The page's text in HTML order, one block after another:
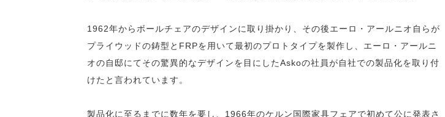
1962年からボールチェアのデザインに取り掛かり、その後エーロ・アールニオ自らが
プライウッドの鋳型とFRPを用いて最初のプロトタイプを製作し、エーロ・アールニ
オの自邸にてその驚異的なデザインを目にしたAskoの社員が自社での製品化を取り付
けたと言われています。
製品化に至るまでに数年を要し、1966年のケルン国際家具フェアで初めて公に発表さ